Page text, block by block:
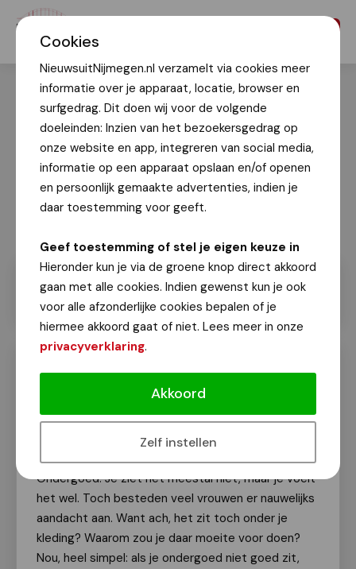
Cookies
NieuwsuitNijmegen.nl verzamelt via cookies meer
informatie over je apparaat, locatie, browser en
surfgedrag. Dit doen wij voor de volgende
doeleinden: Inzien van het bezoekersgedrag op
onze website en app, integreren van social media,
informatie op een apparaat opslaan en/of openen
en persoonlijk gemaakte advertenties, indien je
daar toestemming voor geeft.
Geef toestemming of stel je eigen keuze in
Hieronder kun je via de groene knop direct akkoord
gaan met alle cookies. Indien gewenst kun je ook
voor alle afzonderlijke cookies bepalen of je
hiermee akkoord gaat of niet. Lees meer in onze
privacyverklaring.
Akkoord
Zelf instellen
Zo belangrijk is de juiste maat
ondergoed voor vrouwen
Van onze redactie
Ondergoed. Je ziet het meestal niet, maar je voelt
het wel. Toch besteden veel vrouwen er nauwelijks
aandacht aan. Want ach, het zit toch onder je
kleding? Waarom zou je daar moeite voor doen?
Nou, heel simpel: als je ondergoed niet goed zit,